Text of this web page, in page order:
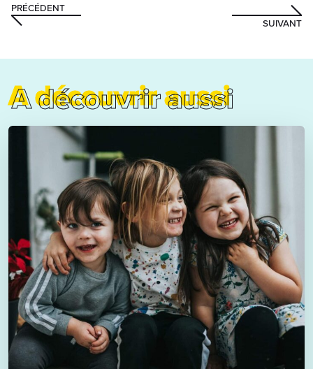
PRÉCÉDENT
SUIVANT
A découvrir aussi
A découvrir aussi